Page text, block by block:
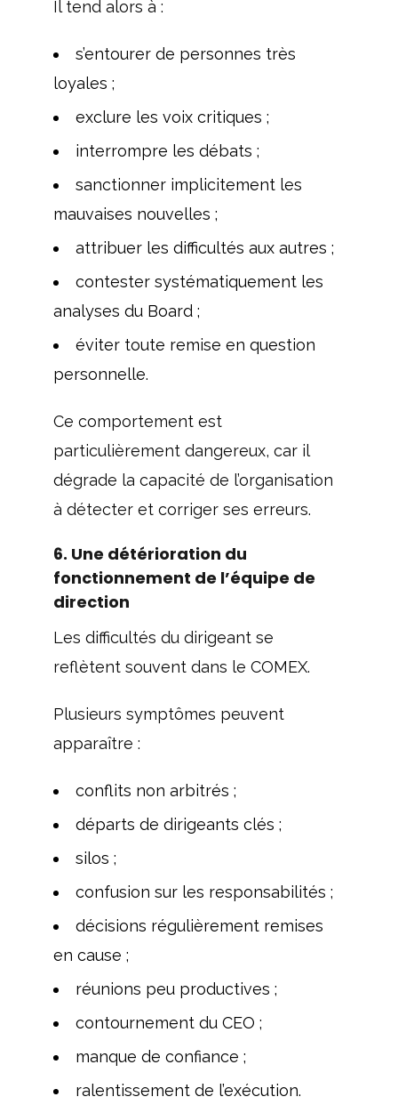
Il tend alors à :
s’entourer de personnes très
loyales ;
exclure les voix critiques ;
interrompre les débats ;
sanctionner implicitement les
mauvaises nouvelles ;
attribuer les difficultés aux autres ;
contester systématiquement les
analyses du Board ;
éviter toute remise en question
personnelle.
Ce comportement est
particulièrement dangereux, car il
dégrade la capacité de l’organisation
à détecter et corriger ses erreurs.
6. Une détérioration du
fonctionnement de l’équipe de
direction
Les difficultés du dirigeant se
reflètent souvent dans le COMEX.
Plusieurs symptômes peuvent
apparaître :
conflits non arbitrés ;
départs de dirigeants clés ;
silos ;
confusion sur les responsabilités ;
décisions régulièrement remises
en cause ;
réunions peu productives ;
contournement du CEO ;
manque de confiance ;
ralentissement de l’exécution.